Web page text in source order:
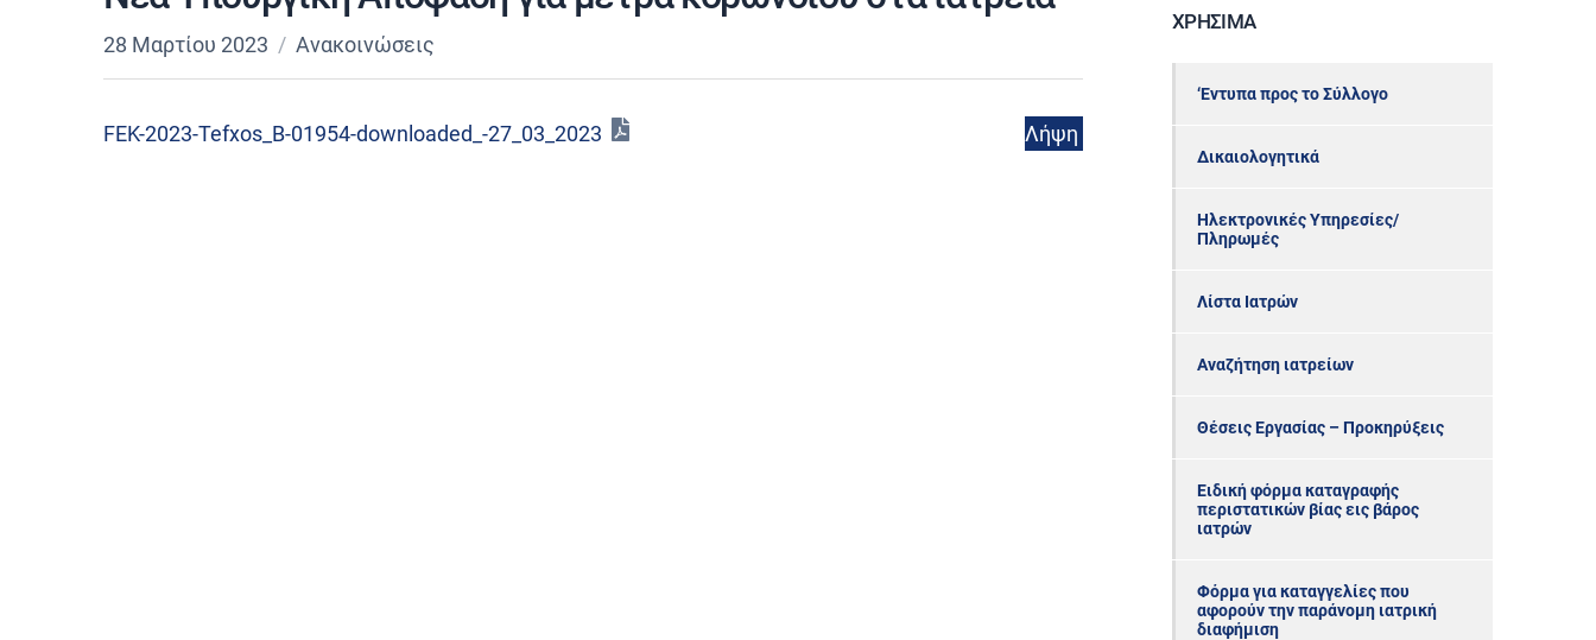
28 Μαρτίου 2023 Ανακοινώσεις
FEK-2023-Tefxos_B-01954-downloaded_-27_03_2023 Λήψη
ΧΡΉΣΙΜΑ
‘Εντυπα προς το Σύλλογο
Δικαιολογητικά
Ηλεκτρονικές Υπηρεσίες/
Πληρωμές
Λίστα Ιατρών
Αναζήτηση ιατρείων
Θέσεις Εργασίας – Προκηρύξεις
Ειδική φόρμα καταγραφής
περιστατικών βίας εις βάρος
ιατρών
Φόρμα για καταγγελίες που
αφορούν την παράνομη ιατρική
διαφήμιση